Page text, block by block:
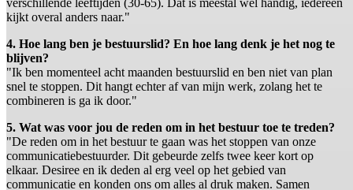
verschillende leeftijden (30-65). Dat is meestal wel handig, iedereen
kijkt overal anders naar."
4. Hoe lang ben je bestuurslid? En hoe lang denk je het nog te
blijven?
"Ik ben momenteel acht maanden bestuurslid en ben niet van plan
snel te stoppen. Dit hangt echter af van mijn werk, zolang het te
combineren is ga ik door."
5. Wat was voor jou de reden om in het bestuur toe te treden?
"De reden om in het bestuur te gaan was het stoppen van onze
communicatiebestuurder. Dit gebeurde zelfs twee keer kort op
elkaar. Desiree en ik deden al erg veel op het gebied van
communicatie en konden ons om alles al druk maken. Samen